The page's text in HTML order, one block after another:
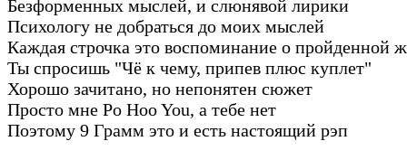
Безформенных мыслей, и слюнявой лирики
Психологу не добраться до моих мыслей
Каждая строчка это воспоминание о пройденной
Ты спросишь "Чё к чему, припев плюс куплет"
Хорошо зачитано, но непонятен сюжет
Просто мне Po Hoo You, а тебе нет
Поэтому 9 Грамм это и есть настоящий рэп